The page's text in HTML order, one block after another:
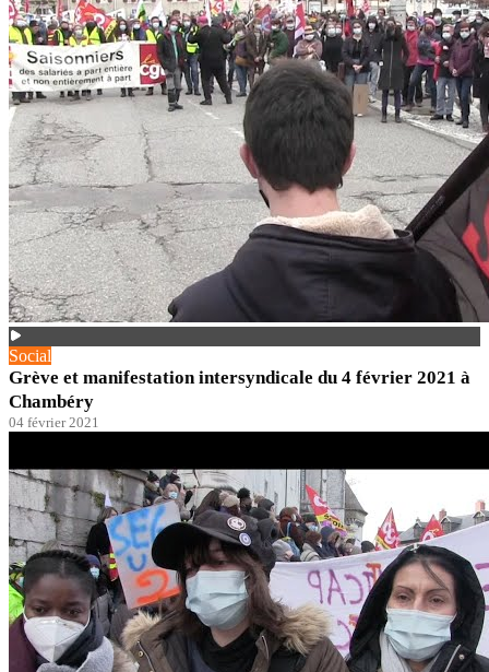
Social
Grève et manifestation intersyndicale du 4 février 2021 à
Chambéry
04 février 2021